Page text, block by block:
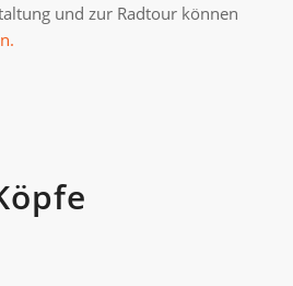
und zur Radtour können